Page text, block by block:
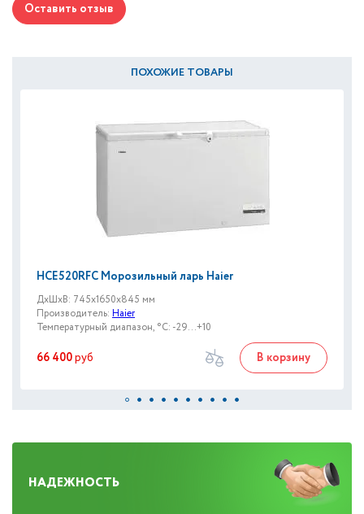
Оставить отзыв
ПОХОЖИЕ ТОВАРЫ
HCE520RFC Морозильный ларь Haier
ДxШxВ: 745x1650x845 мм
Производитель: Haier
Температурный диапазон, °C: -29...+10
66 400руб В корзину
НАДЕЖНОСТЬ